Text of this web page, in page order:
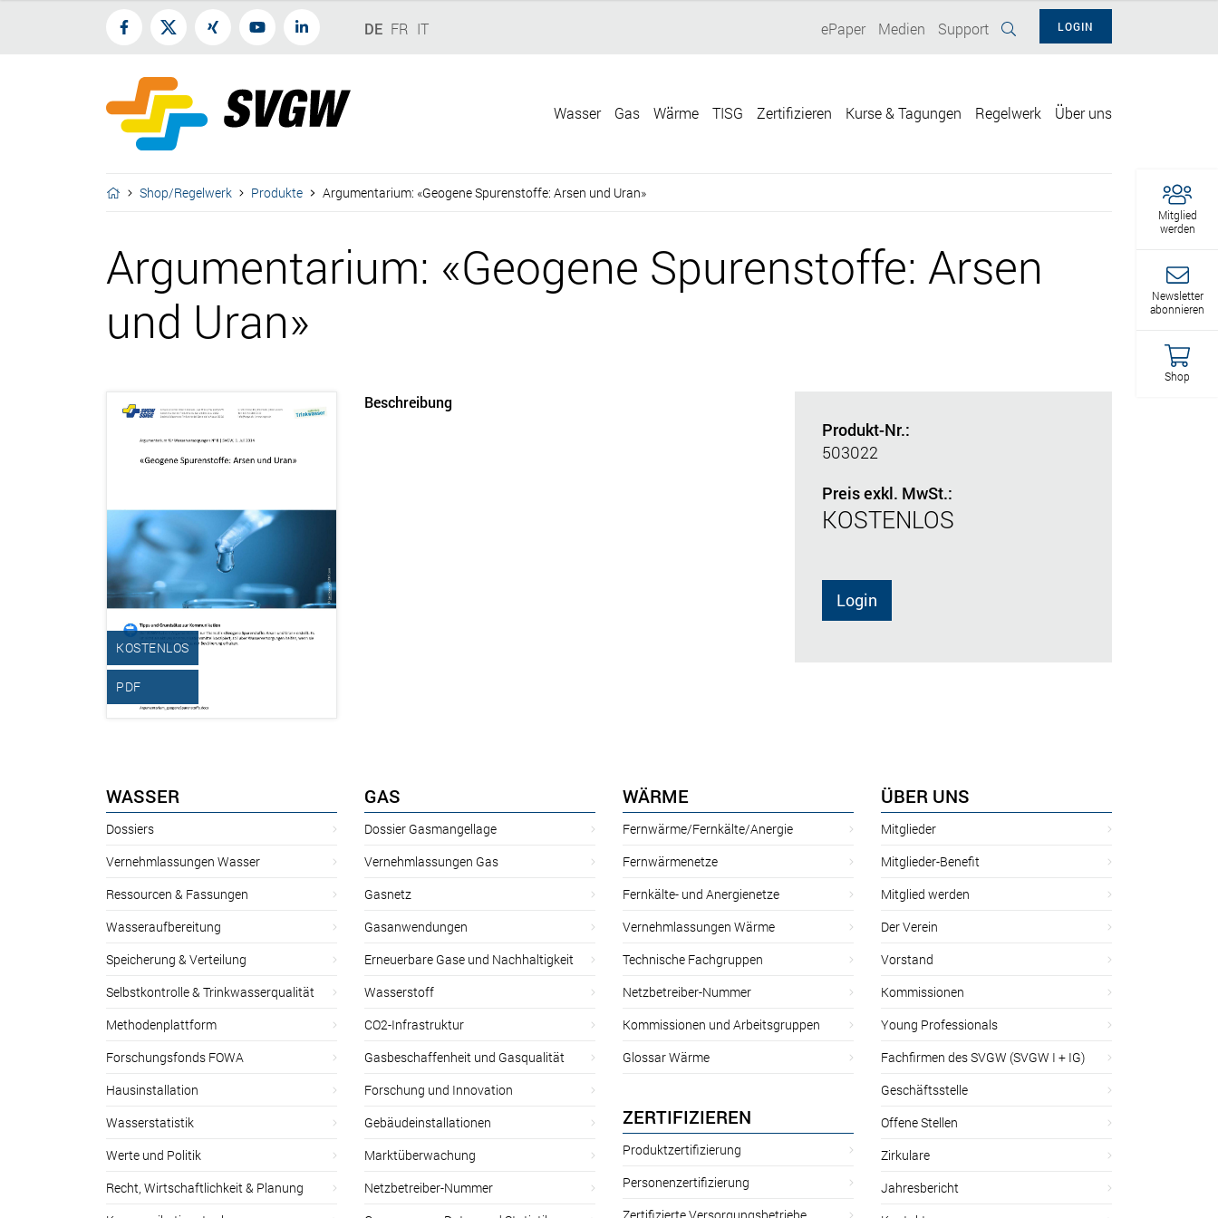
Mitglied
werden
Newsletter
abonnieren
Shop
DE FR IT LOGIN
ePaper Medien Support
Wasser Gas Wärme TISG Zertifizieren Kurse & Tagungen Regelwerk Über uns
Shop/Regelwerk Produkte Argumentarium: «Geogene Spurenstoffe: Arsen und Uran»
Argumentarium: «Geogene Spurenstoffe: Arsen
und Uran»
KOSTENLOS
PDF
Beschreibung
Produkt-Nr.:
503022
Preis exkl. MwSt.:
KOSTENLOS
Login
WASSER
Dossiers
Vernehmlassungen Wasser
Ressourcen & Fassungen
Wasseraufbereitung
Speicherung & Verteilung
Selbstkontrolle & Trinkwasserqualität
Methodenplattform
Forschungsfonds FOWA
Hausinstallation
Wasserstatistik
Werte und Politik
Recht, Wirtschaftlichkeit & Planung
GAS
Dossier Gasmangellage
Vernehmlassungen Gas
Gasnetz
Gasanwendungen
Erneuerbare Gase und Nachhaltigkeit
Wasserstoff
CO2-Infrastruktur
Gasbeschaffenheit und Gasqualität
Forschung und Innovation
Gebäudeinstallationen
Marktüberwachung
Netzbetreiber-Nummer
WÄRME
Fernwärme/Fernkälte/Anergie
Fernwärmenetze
Fernkälte- und Anergienetze
Vernehmlassungen Wärme
Technische Fachgruppen
Netzbetreiber-Nummer
Kommissionen und Arbeitsgruppen
Glossar Wärme
ZERTIFIZIEREN
Produktzertifizierung
Personenzertifizierung
ÜBER UNS
Mitglieder
Mitglieder-Benefit
Mitglied werden
Der Verein
Vorstand
Kommissionen
Young Professionals
Fachfirmen des SVGW (SVGW I + IG)
Geschäftsstelle
Offene Stellen
Zirkulare
Jahresbericht